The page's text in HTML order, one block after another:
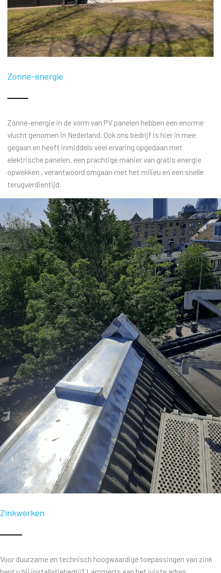
Zonne-energie
Zonne-energie in de vorm van PV panelen hebben een enorme
vlucht genomen in Nederland. Ook ons bedrijf is hier in mee
gegaan en heeft inmiddels veel ervaring opgedaan met
elektrische panelen. een prachtige manier van gratis energie
opwekken , verantwoord omgaan met het milieu en een snelle
terugverdientijd.
Zinkwerken
Voor duurzame en technisch hoogwaardige toepassingen van zink